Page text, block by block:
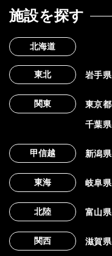
施設を探す
北海道
東北 岩手県
関東 東京都
千葉県
甲信越 新潟県
東海 岐阜県
北陸 富山県
関西 滋賀県